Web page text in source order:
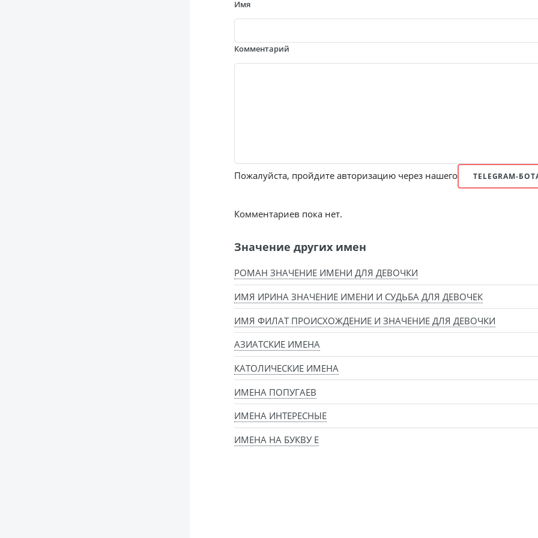
Имя
Комментарий
Пожалуйста, пройдите авторизацию через нашего TELEGRAM-
Комментариев пока нет.
Значение других имен
РОМАН ЗНАЧЕНИЕ ИМЕНИ ДЛЯ ДЕВОЧКИ
ИМЯ ИРИНА ЗНАЧЕНИЕ ИМЕНИ И СУДЬБА ДЛЯ ДЕВОЧЕК
ИМЯ ФИЛАТ ПРОИСХОЖДЕНИЕ И ЗНАЧЕНИЕ ДЛЯ ДЕВОЧКИ
АЗИАТСКИЕ ИМЕНА
КАТОЛИЧЕСКИЕ ИМЕНА
ИМЕНА ПОПУГАЕВ
ИМЕНА ИНТЕРЕСНЫЕ
ИМЕНА НА БУКВУ Е